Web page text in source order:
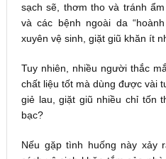
sạch sẽ, thơm tho và tránh
và các bệnh ngoài da
xuyên vệ sinh, giặt giũ khăn ít
Tuy nhiên, nhiều người thắc
chất liệu tốt mà dùng được vài
giẻ lau, giặt giũ nhiều chỉ tốn
bạc?
Nếu gặp tình huống này xảy